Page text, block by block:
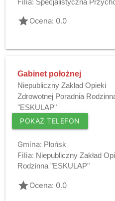
gradeOcena: 0.0
Gabinet położnej
Niepubliczny Zakład Opieki
Zdrowotnej Poradnia
"ESKULAP"
POKAŻ TELEFON
Gmina: Płońsk
Filia: Niepubliczny Zakład
Rodzinna "ESKULAP"
gradeOcena: 0.0